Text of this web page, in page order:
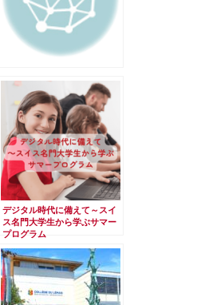
少人数だからできる！家族の
ようにみんなで成長を見守る
学習発表会
デジタル時代に備えて～スイ
ス名門大学生から学ぶサマー
プログラム